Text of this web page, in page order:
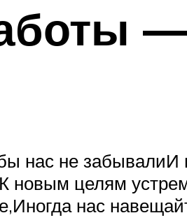
нас не забывалиИ
новым целям
нас